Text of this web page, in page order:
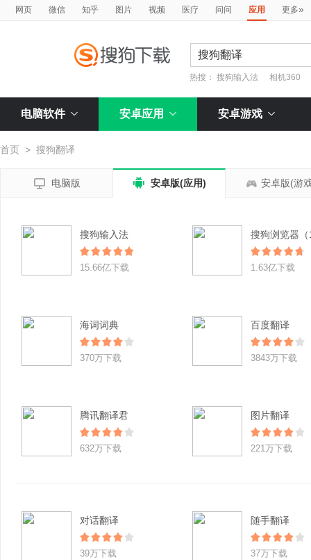
网页 微信 知乎 图片 视频 医疗 问问 应用 更多»
热搜：搜狗输入法 相机360
电脑软件 安卓应用 安卓游戏
首页 > 搜狗翻译
 电脑版  安卓版(应用) 安卓版(游
搜狗输入法
15.66亿下载 1.63亿下载
海词词典
370万下载
百度翻译
3843万下载
腾讯翻译君
632万下载
图片翻译
221万下载
对话翻译
39万下载
随手翻译
37万下载